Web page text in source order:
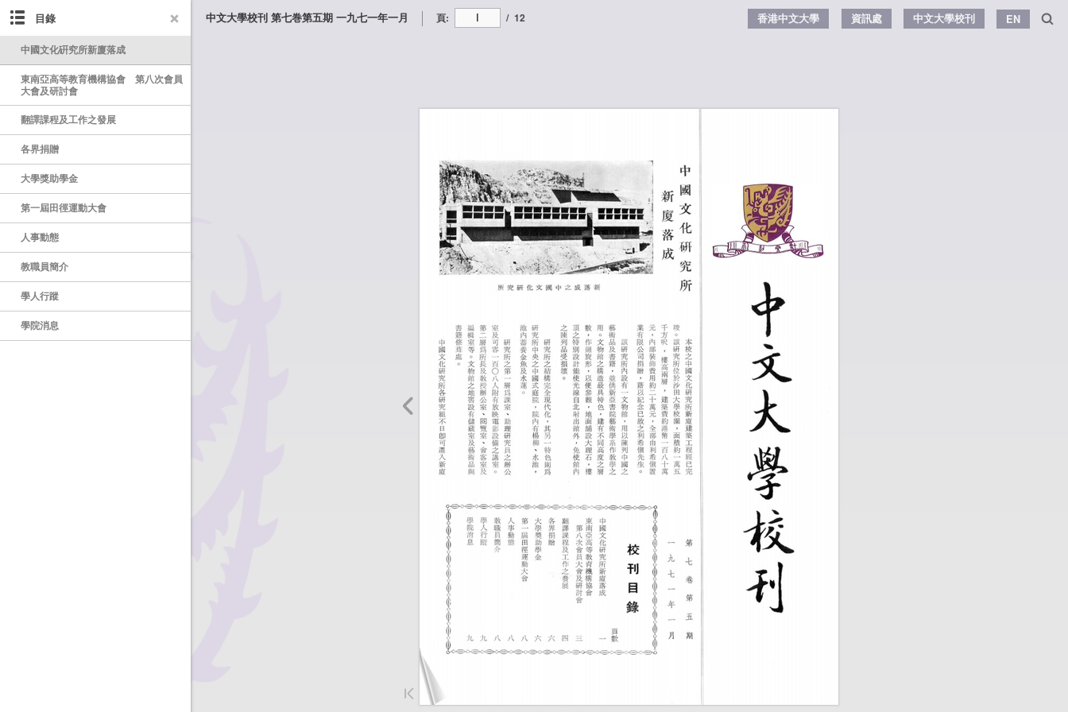
中文大學校刊 第七巻第五期 一九七一年一月 頁: / 12 香港中文大學 資訊處 中文大學校刊 EN
目錄
中國文化硏究所新廈落成
東南亞高等教育機構協會 第八次會員
大會及研討會
翻譯課程及工作之發展
各界捐贈
大學獎助學金
第一屆田徑運動大會
人事動態
教職員簡介
學人行蹤
學院消息